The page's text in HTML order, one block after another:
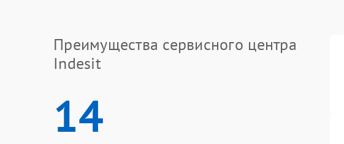
Преимущества сервисного центра
Indesit
14